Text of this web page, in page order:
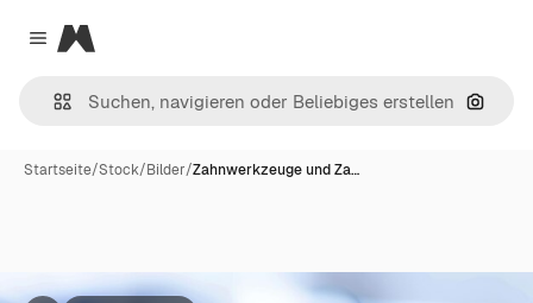
Close menu
Magnific
Nach
Startseite/Stock/Bilder/Zahnwerkzeuge und Za…